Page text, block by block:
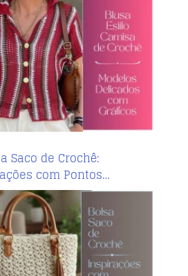
Saco de Crochê:
com Pontos…